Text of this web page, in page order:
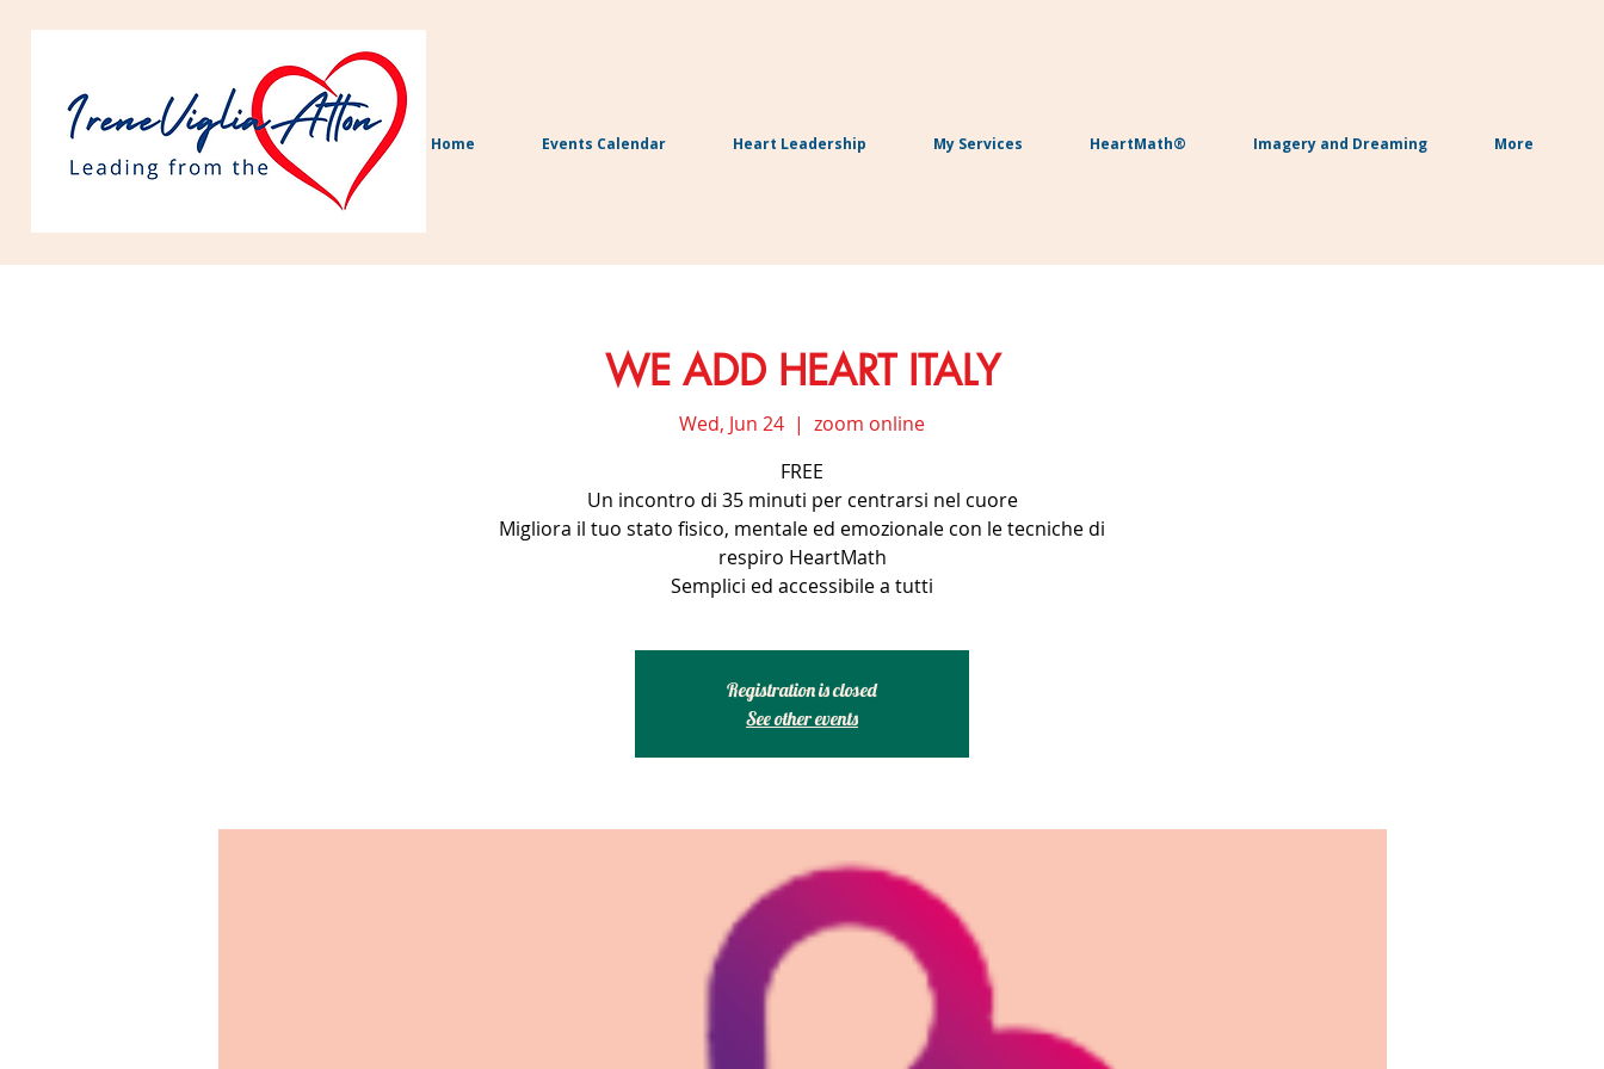
Home Events Calendar Heart Leadership My Services HeartMath® Imagery and Dreaming More
WE ADD HEART ITALY
Wed, Jun 24
  |
zoom online
FREE
Un incontro di 35 minuti per centrarsi nel cuore
Migliora il tuo stato fisico, mentale ed emozionale con le tecniche di
respiro HeartMath
Semplici ed accessibile a tutti
Registration is closed
See other events